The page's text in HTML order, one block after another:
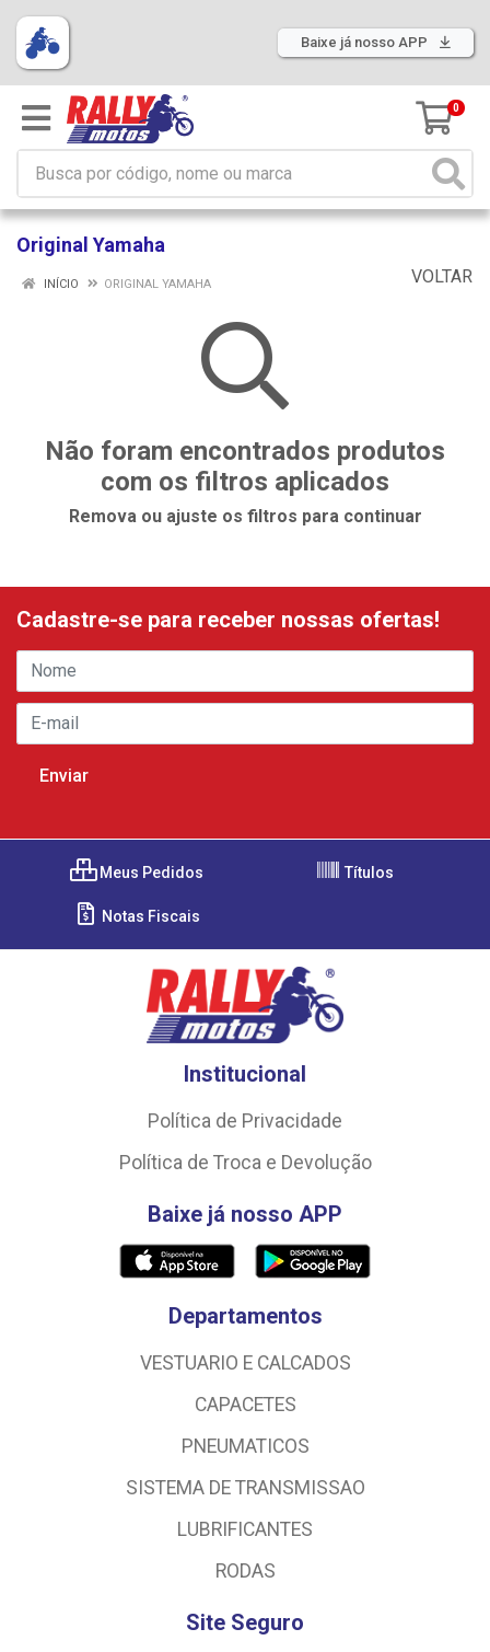
Baixe já nosso APP
0
Original Yamaha
VOLTAR
INÍCIO ORIGINAL YAMAHA
Não foram encontrados produtos
com os filtros aplicados
Remova ou ajuste os filtros para continuar
Cadastre-se para receber nossas ofertas!
Meus Pedidos Títulos
Notas Fiscais
Institucional
Política de Privacidade
Política de Troca e Devolução
Baixe já nosso APP
Departamentos
VESTUARIO E CALCADOS
CAPACETES
PNEUMATICOS
SISTEMA DE TRANSMISSAO
LUBRIFICANTES
RODAS
Site Seguro